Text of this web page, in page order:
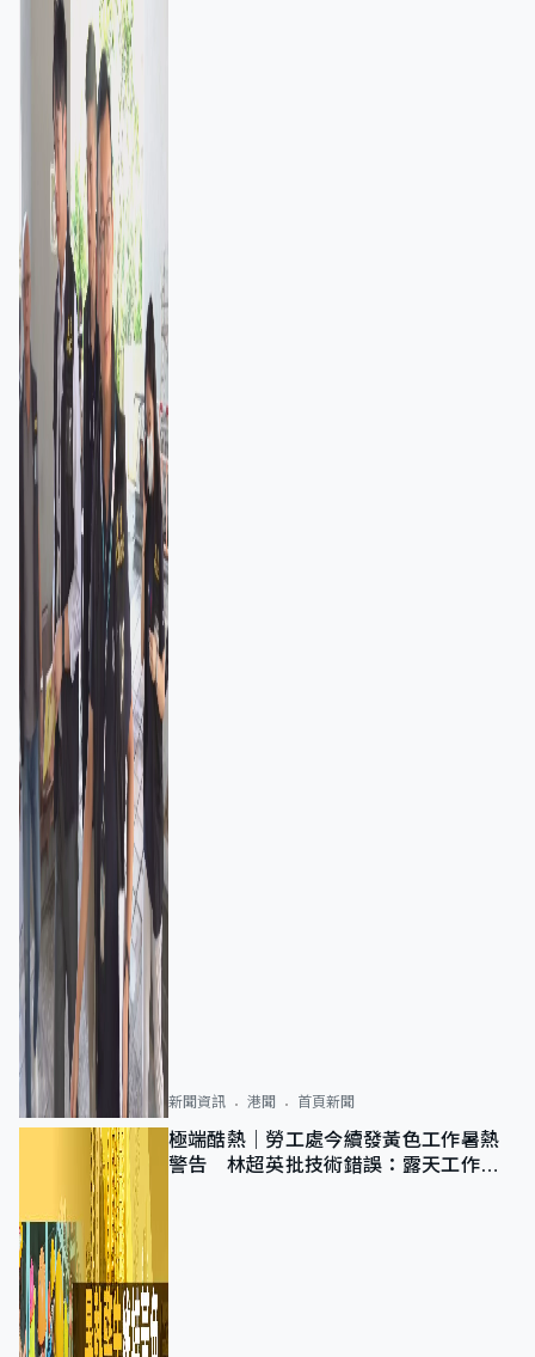
新聞資訊 港聞 首頁新聞
極端酷熱｜勞工處今續發黃色工作暑熱
警告 林超英批技術錯誤：露天工作不